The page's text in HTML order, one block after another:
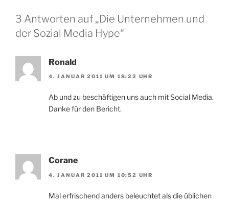
3 Antworten auf „Die Unternehmen und
der Sozial Media Hype“
Ronald
4. JANUAR 2011 UM 18:22 UHR
Ab und zu beschäftigen uns auch mit Social Media.
Danke für den Bericht.
Corane
4. JANUAR 2011 UM 10:52 UHR
Mal erfrischend anders beleuchtet als die üblichen